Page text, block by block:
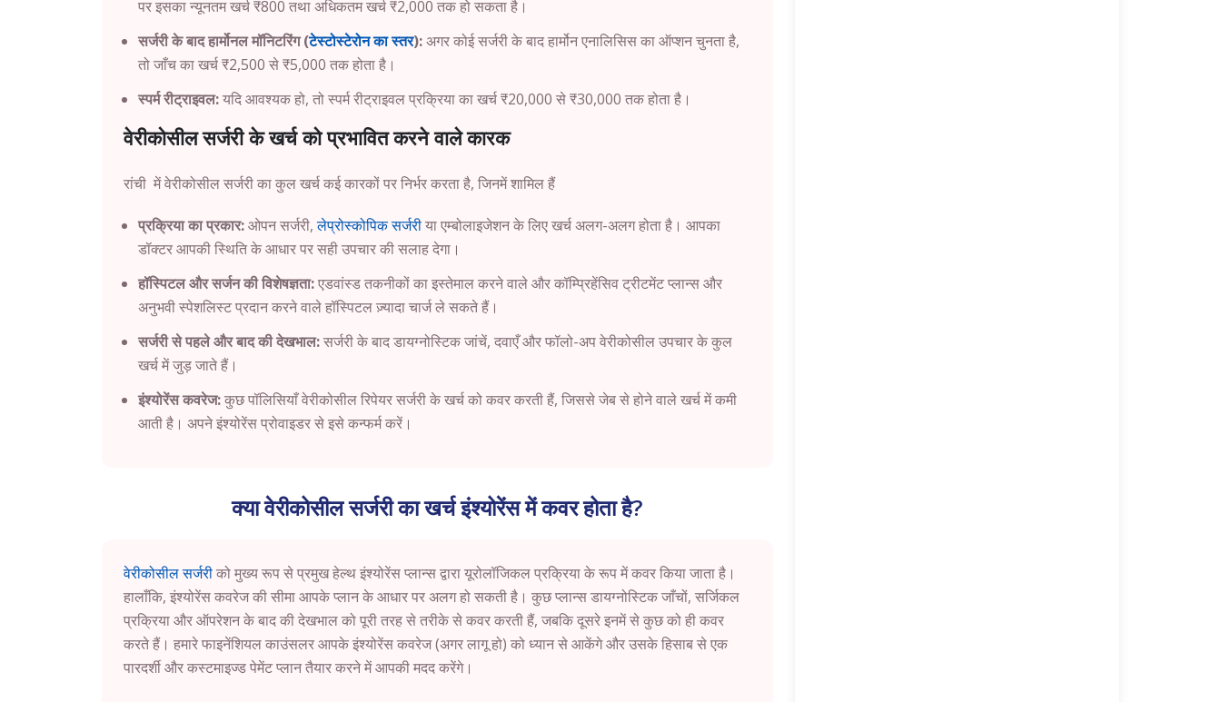
पर इसका न्यूनतम खर्च ₹800 तथा अधिकतम खर्च ₹2,000 तक हो सकता है।
सर्जरी के बाद हार्मोनल मॉनिटरिंग (टेस्टोस्टेरोन का स्तर):अगर कोई सर्जरी के बाद हार्मोन एनालिसिस का ऑप्शन चुनता है,
तो जाँच का खर्च ₹2,500 से ₹5,000 तक होता है।
स्पर्म रीट्राइवल:यदि आवश्यक हो, तो स्पर्म रीट्राइवल प्रक्रिया का खर्च ₹20,000 से ₹30,000 तक होता है।
वेरीकोसील सर्जरी के खर्च को प्रभावित करने वाले कारक
रांची में वेरीकोसील सर्जरी का कुल खर्च कई कारकों पर निर्भर करता है, जिनमें शामिल हैं
प्रक्रिया का प्रकार:ओपन सर्जरी,लेप्रोस्कोपिक सर्जरीया एम्बोलाइजेशन के लिए खर्च अलग-अलग होता है। आपका
डॉक्टर आपकी स्थिति के आधार पर सही उपचार की सलाह देगा।
हॉस्पिटल और सर्जन की विशेषज्ञता:एडवांस्ड तकनीकों का इस्तेमाल करने वाले और कॉम्प्रिहेंसिव ट्रीटमेंट प्लान्स और
अनुभवी स्पेशलिस्ट प्रदान करने वाले हॉस्पिटल ज़्यादा चार्ज ले सकते हैं।
सर्जरी से पहले और बाद की देखभाल:सर्जरी के बाद डायग्नोस्टिक जांचें, दवाएँ और फॉलो-अप वेरीकोसील उपचार के कुल
खर्च में जुड़ जाते हैं।
इंश्योरेंस कवरेज:कुछ पॉलिसियाँ वेरीकोसील रिपेयर सर्जरी के खर्च को कवर करती हैं, जिससे जेब से होने वाले खर्च में कमी
आती है। अपने इंश्योरेंस प्रोवाइडर से इसे कन्फर्म करें।
क्या वेरीकोसील सर्जरी का खर्च इंश्योरेंस में कवर होता है?
वेरीकोसील सर्जरीको मुख्य रूप से प्रमुख हेल्थ इंश्योरेंस प्लान्स द्वारा यूरोलॉजिकल प्रक्रिया के रूप में कवर किया जाता है।
हालाँकि, इंश्योरेंस कवरेज की सीमा आपके प्लान के आधार पर अलग हो सकती है। कुछ प्लान्स डायग्नोस्टिक जाँचों, सर्जिकल
प्रक्रिया और ऑपरेशन के बाद की देखभाल को पूरी तरह से तरीके से कवर करती हैं, जबकि दूसरे इनमें से कुछ को ही कवर
करते हैं। हमारे फाइनेंशियल काउंसलर आपके इंश्योरेंस कवरेज (अगर लागू हो) को ध्यान से आकेंगे और उसके हिसाब से एक
पारदर्शी और कस्टमाइज्ड पेमेंट प्लान तैयार करने में आपकी मदद करेंगे।